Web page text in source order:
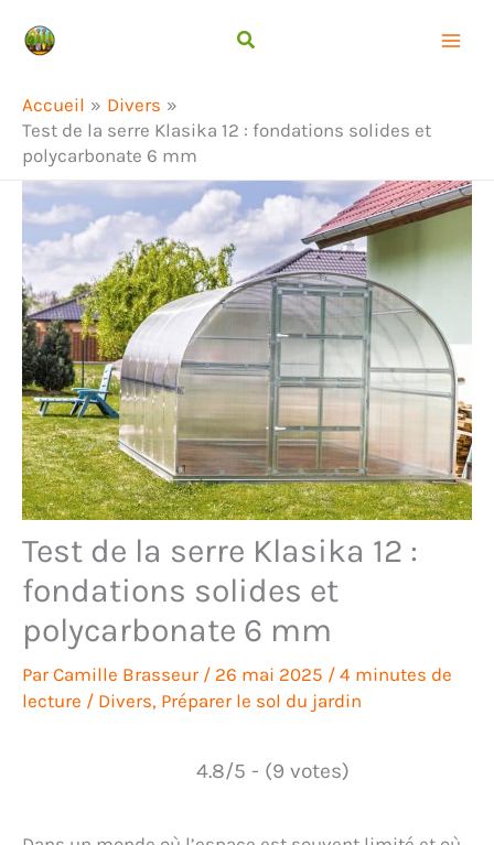
Accueil
Divers
Test de la serre Klasika 12 : fondations solides et
polycarbonate 6 mm
Test de la serre Klasika 12 :
fondations solides et
polycarbonate 6 mm
ParCamille Brasseur / 26 mai 2025 / 4 minutes de
lecture / Divers, Préparer le sol du jardin
4.8/5 - (9 votes)